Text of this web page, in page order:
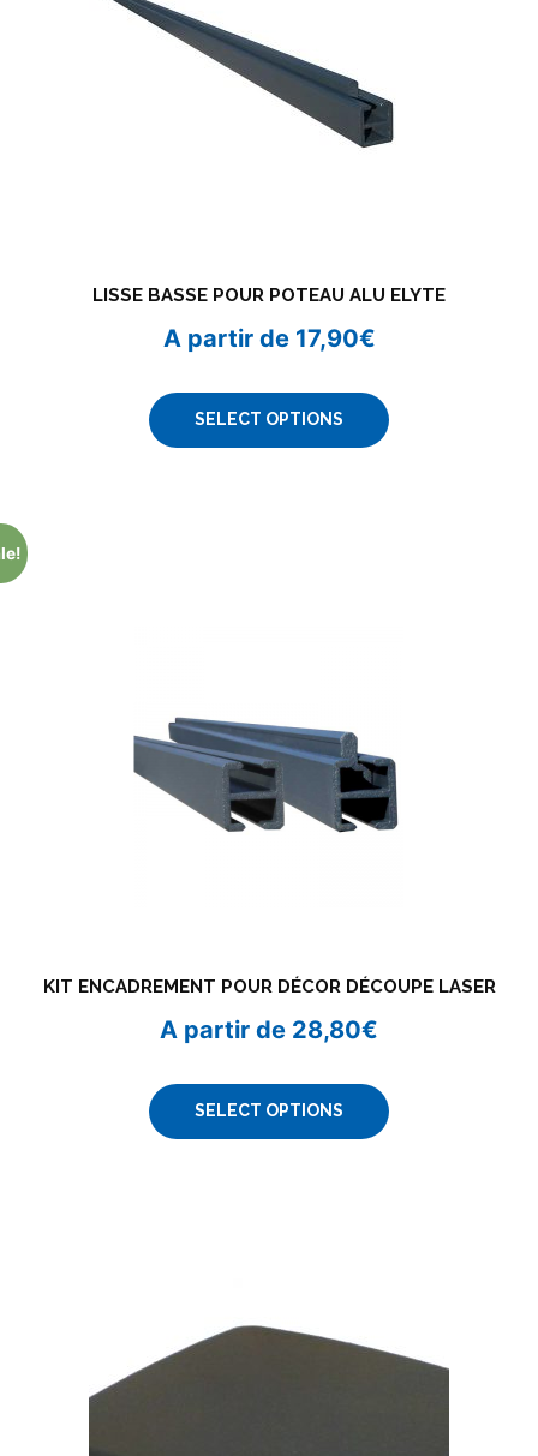
LISSE BASSE POUR POTEAU ALU ELYTE
A partir de 17,90€
SELECT OPTIONS
KIT ENCADREMENT POUR DÉCOR DÉCOUPE LASER
A partir de 28,80€
SELECT OPTIONS